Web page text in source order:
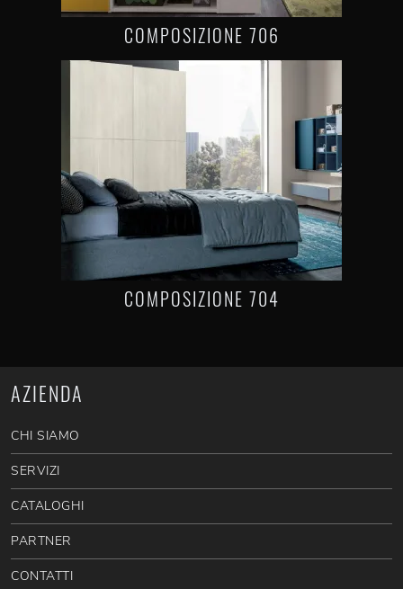
COMPOSIZIONE 706
COMPOSIZIONE 704
AZIENDA
CHI SIAMO
SERVIZI
CATALOGHI
PARTNER
CONTATTI